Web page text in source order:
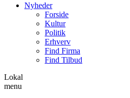
Nyheder
Forside
Kultur
Politik
Erhverv
Find Firma
Find Tilbud
Lokal
menu